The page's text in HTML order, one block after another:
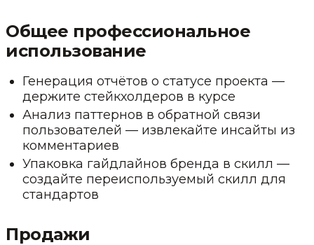
Общее профессиональное
использование
Генерация отчётов о статусе проекта —
держите стейкхолдеров в курсе
Анализ паттернов в обратной связи
пользователей — извлекайте инсайты из
комментариев
Упаковка гайдлайнов бренда в скилл —
создайте переиспользуемый скилл для
стандартов
Продажи